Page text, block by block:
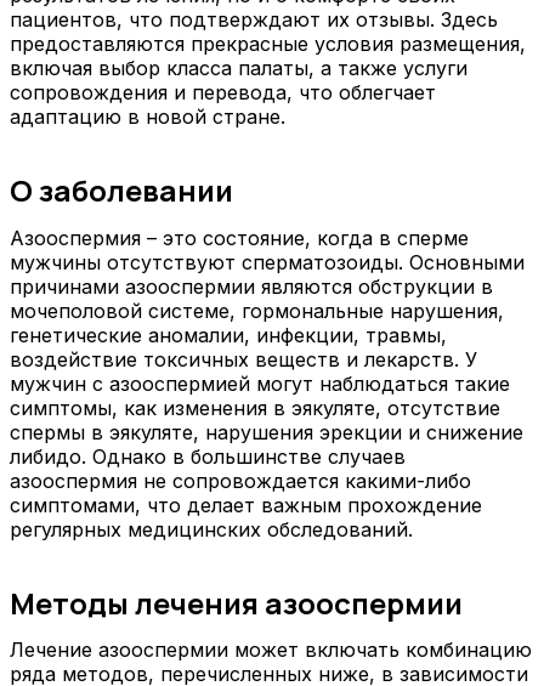
пациентов, что подтверждают их отзывы. Здесь
предоставляются прекрасные условия размещения,
включая выбор класса палаты, а также услуги
сопровождения и перевода, что облегчает
адаптацию в новой стране.
О заболевании
Азооспермия – это состояние, когда в сперме
мужчины отсутствуют сперматозоиды. Основными
причинами азооспермии являются обструкции в
мочеполовой системе, гормональные нарушения,
генетические аномалии, инфекции, травмы,
воздействие токсичных веществ и лекарств. У
мужчин с азооспермией могут наблюдаться такие
симптомы, как изменения в эякуляте, отсутствие
спермы в эякуляте, нарушения эрекции и снижение
либидо. Однако в большинстве случаев
азооспермия не сопровождается какими-либо
симптомами, что делает важным прохождение
регулярных медицинских обследований.
Методы лечения азооспермии
Лечение азооспермии может включать комбинацию
ряда методов, перечисленных ниже, в зависимости